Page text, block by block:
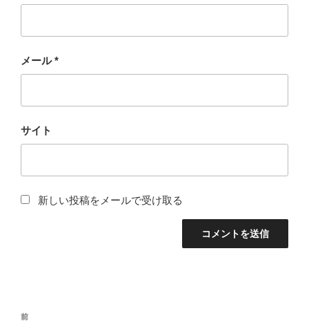
メール*
サイト
新しい投稿をメールで受け取る
過
前